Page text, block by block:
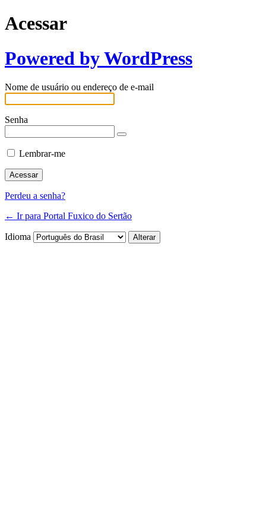
Acessar
Powered by WordPress
Nome de usuário ou endereço de e-mail
Senha
Lembrar-me
Perdeu a senha?
← Ir para Portal Fuxico do Sertão
Idioma